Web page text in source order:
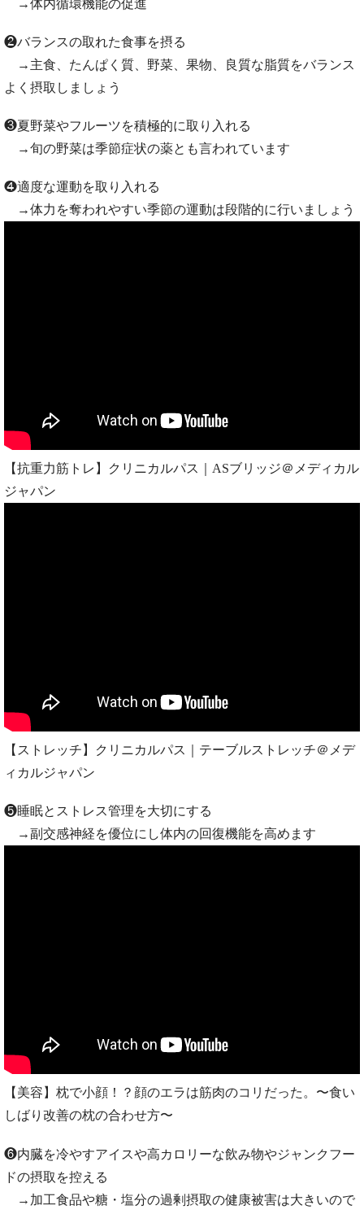
→体内循環機能の促進
❷バランスの取れた食事を摂る
→主食、たんぱく質、野菜、果物、良質な脂質をバランス
よく摂取しましょう
❸夏野菜やフルーツを積極的に取り入れる
→旬の野菜は季節症状の薬とも言われています
❹適度な運動を取り入れる
→体力を奪われやすい季節の運動は段階的に行いましょう
【抗重力筋トレ】クリニカルパス｜ASブリッジ＠メディカル
ジャパン
【ストレッチ】クリニカルパス｜テーブルストレッチ＠メデ
ィカルジャパン
❺睡眠とストレス管理を大切にする
→副交感神経を優位にし体内の回復機能を高めます
【美容】枕で小顔！？顔のエラは筋肉のコリだった。〜食い
しばり改善の枕の合わせ方〜
❻内臓を冷やすアイスや高カロリーな飲み物やジャンクフー
ドの摂取を控える
→加工食品や糖・塩分の過剰摂取の健康被害は大きいので